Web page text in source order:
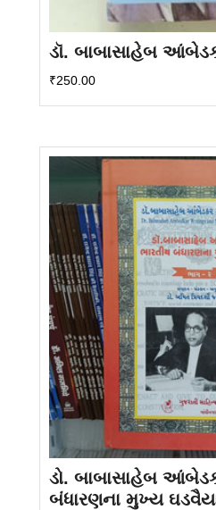
ડૉ. બાબાસાહેબ
₹250.00
ડો. બાબાસાહેબ
બંધારણના મુખ્ય